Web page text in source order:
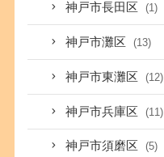
神戸市長田区 (1)
神戸市灘区 (13)
神戸市東灘区 (12)
神戸市兵庫区 (11)
神戸市須磨区 (5)